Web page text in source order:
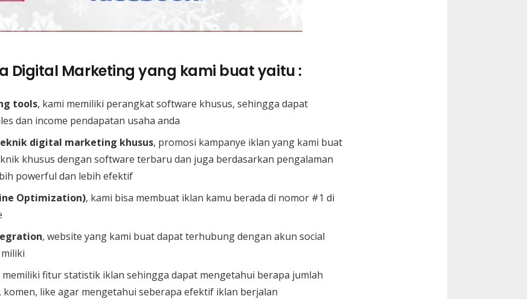
Digital Marketing yang kami buat yaitu :
tools, kami memiliki perangkat software khusus, sehingga dapat
dan income pendapatan usaha anda
digital marketing khusus, promosi kampanye iklan yang kami buat
khusus dengan software terbaru dan juga berdasarkan pengalaman
powerful dan lebih efektif
Optimization), kami bisa membuat iklan kamu berada di nomor #1 di
, website yang kami buat dapat terhubung dengan akun social
memiliki fitur statistik iklan sehingga dapat mengetahui berapa jumlah
like agar mengetahui seberapa efektif iklan berjalan